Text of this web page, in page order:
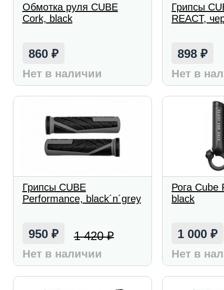
Обмотка руля CUBE
Cork, black
860 ₽
Нет в наличии
Грипсы
REACT,
898₽
Нет в
Грипсы CUBE
Performance, black´n´grey
950 ₽ 1 420₽
Нет в наличии
Рога Cube
black
1 000₽
Нет в